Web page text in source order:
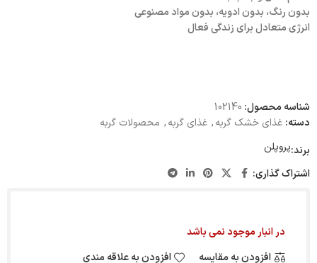
بدون رنگ، بدون ادویه، بدون مواد مصنوعی
انرژی متعادل برای زندگی فعال
شناسه محصول: 102140
دسته: غذای خشک گربه, غذای گربه, محصولات گربه
برند:پروپلن
اشتراک گذاری:
در انبار موجود نمی باشد
افزودن به مقایسه
افزودن به علاقه مندی